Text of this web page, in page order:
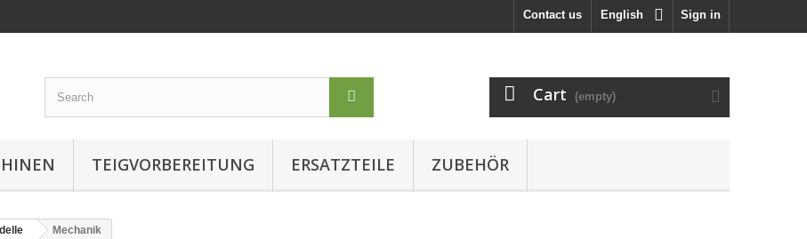
Sign in
English
Contact us
Cart (empty)
TEIGVORBEREITUNG ERSATZTEILE ZUBEHÖR
Mechanik